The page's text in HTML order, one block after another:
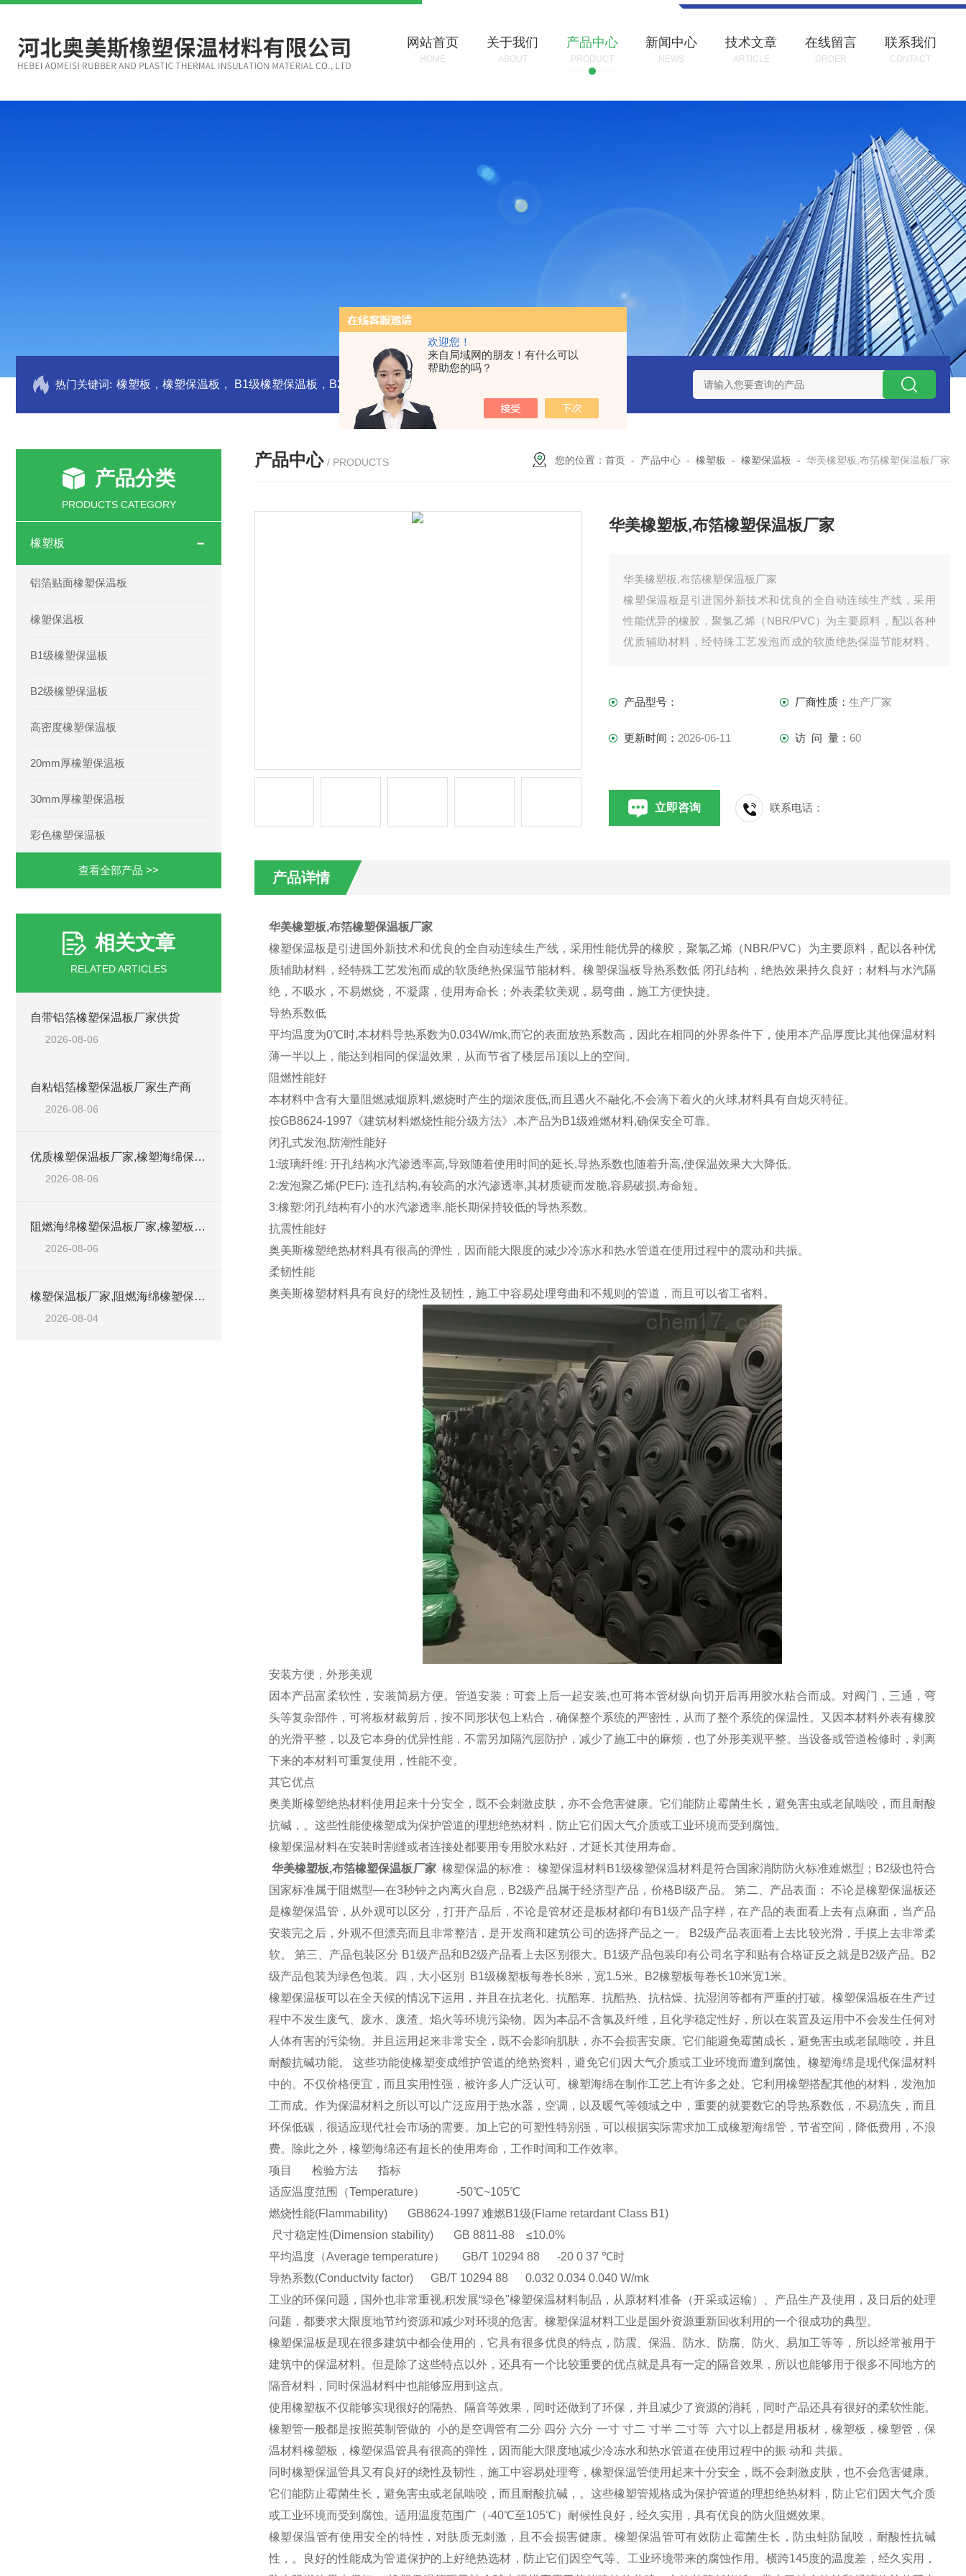
欢迎您！
来自局域网的朋友！有什么可以
帮助您的吗？
网站首页
HOME
关于我们
ABOUT
产品中心
PRODUCT
新闻中心
NEWS
技术文章
ARTICLE
在线留言
ORDER
联系我们
CONTACT
热门关键词:
产品分类
PRODUCTS CATEGORY
橡塑板
铝箔贴面橡塑保温板
橡塑保温板
B1级橡塑保温板
B2级橡塑保温板
高密度橡塑保温板
20mm厚橡塑保温板
30mm厚橡塑保温板
彩色橡塑保温板
查看全部产品 >>
相关文章
RELATED ARTICLES
自带铝箔橡塑保温板厂家供货
2026-08-06
自粘铝箔橡塑保温板厂家生产商
2026-08-06
优质橡塑保温板厂家,橡塑海绵保温材料供货商
2026-08-06
阻燃海绵橡塑保温板厂家,橡塑板厂家销售点
2026-08-06
橡塑保温板厂家,阻燃海绵橡塑保温板厂家出售
2026-08-04
产品中心 / PRODUCTS 您的位置： 首页 - 产品中心 - 橡塑板 - 橡塑保温板 - 华美橡塑板,布箔橡塑保温板厂家
华美橡塑板,布箔橡塑保温板厂家
华美橡塑板,布箔橡塑保温板厂家
橡塑保温板是引进国外新技术和优良的全自动连续生产线，采用
性能优异的橡胶，聚氯乙烯（NBR/PVC）为主要原料，配以各种
优质辅助材料，经特殊工艺发泡而成的软质绝热保温节能材料。
观，易弯曲，施工方便快捷。
产品型号： 厂商性质： 生产厂家
更新时间： 2026-06-11 访 问 量： 60
立即咨询 联系电话：
产品详情
华美橡塑板,布箔橡塑保温板厂家
橡塑保温板是引进国外新技术和优良的全自动连续生产线，采用性能优异的橡胶，聚氯乙烯（NBR/PVC）为主要原料，配以各种优
质辅助材料，经特殊工艺发泡而成的软质绝热保温节能材料。橡塑保温板导热系数低 闭孔结构，绝热效果持久良好；材料与水汽隔
绝，不吸水，不易燃烧，不凝露，使用寿命长；外表柔软美观，易弯曲，施工方便快捷。
导热系数低
平均温度为0℃时,本材料导热系数为0.034W/mk,而它的表面放热系数高，因此在相同的外界条件下，使用本产品厚度比其他保温材料
薄一半以上，能达到相同的保温效果，从而节省了楼层吊顶以上的空间。
阻燃性能好
本材料中含有大量阻燃减烟原料,燃烧时产生的烟浓度低,而且遇火不融化,不会滴下着火的火球,材料具有自熄灭特征。
按GB8624-1997《建筑材料燃烧性能分级方法》,本产品为B1级难燃材料,确保安全可靠。
闭孔式发泡,防潮性能好
1:玻璃纤维: 开孔结构水汽渗透率高,导致随着使用时间的延长,导热系数也随着升高,使保温效果大大降低。
2:发泡聚乙烯(PEF): 连孔结构,有较高的水汽渗透率,其材质硬而发脆,容易破损,寿命短。
3:橡塑:闭孔结构有小的水汽渗透率,能长期保持较低的导热系数。
抗震性能好
奥美斯橡塑绝热材料具有很高的弹性，因而能大限度的减少冷冻水和热水管道在使用过程中的震动和共振。
柔韧性能
奥美斯橡塑材料具有良好的绕性及韧性，施工中容易处理弯曲和不规则的管道，而且可以省工省料。
安装方便，外形美观
因本产品富柔软性，安装简易方便。管道安装：可套上后一起安装,也可将本管材纵向切开后再用胶水粘合而成。对阀门，三通，弯
头等复杂部件，可将板材裁剪后，按不同形状包上粘合，确保整个系统的严密性，从而了整个系统的保温性。又因本材料外表有橡胶
的光滑平整，以及它本身的优异性能，不需另加隔汽层防护，减少了施工中的麻烦，也了外形美观平整。当设备或管道检修时，剥离
下来的本材料可重复使用，性能不变。
其它优点
奥美斯橡塑绝热材料使用起来十分安全，既不会刺激皮肤，亦不会危害健康。它们能防止霉菌生长，避免害虫或老鼠啮咬，而且耐酸
抗碱，。这些性能使橡塑成为保护管道的理想绝热材料，防止它们因大气介质或工业环境而受到腐蚀。
橡塑保温材料在安装时割缝或者连接处都要用专用胶水粘好，才延长其使用寿命。
华美橡塑板,布箔橡塑保温板厂家橡塑保温的标准： 橡塑保温材料B1级橡塑保温材料是符合国家消防防火标准难燃型；B2级也符合
国家标准属于阻燃型—在3秒钟之内离火自息，B2级产品属于经济型产品，价格BI级产品。 第二、产品表面： 不论是橡塑保温板还
是橡塑保温管，从外观可以区分，打开产品后，不论是管材还是板材都印有B1级产品字样，在产品的表面看上去有点麻面，当产品
安装完之后，外观不但漂亮而且非常整洁，是开发商和建筑公司的选择产品之一。 B2级产品表面看上去比较光滑，手摸上去非常柔
软。 第三、产品包装区分 B1级产品和B2级产品看上去区别很大。B1级产品包装印有公司名字和贴有合格证反之就是B2级产品。B2
级产品包装为绿色包装。四，大小区别 B1级橡塑板每卷长8米，宽1.5米。B2橡塑板每卷长10米宽1米。
橡塑保温板可以在全天候的情况下运用，并且在抗老化、抗酷寒、抗酷热、抗枯燥、抗湿润等都有严重的打破。橡塑保温板在生产过
程中不发生废气、废水、废渣、焰火等环境污染物。因为本品不含氯及纤维，且化学稳定性好，所以在装置及运用中不会发生任何对
人体有害的污染物。并且运用起来非常安全，既不会影响肌肤，亦不会损害安康。它们能避免霉菌成长，避免害虫或老鼠啮咬，并且
耐酸抗碱功能。 这些功能使橡塑变成维护管道的绝热资料，避免它们因大气介质或工业环境而遭到腐蚀。橡塑海绵是现代保温材料
中的。不仅价格便宜，而且实用性强，被许多人广泛认可。橡塑海绵在制作工艺上有许多之处。它利用橡塑搭配其他的材料，发泡加
工而成。作为保温材料之所以可以广泛应用于热水器，空调，以及暖气等领域之中，重要的就要数它的导热系数低，不易流失，而且
环保低碳，很适应现代社会市场的需要。加上它的可塑性特别强，可以根据实际需求加工成橡塑海绵管，节省空间，降低费用，不浪
费。除此之外，橡塑海绵还有超长的使用寿命，工作时间和工作效率。
项目 检验方法 指标
适应温度范围（Temperature） -50℃~105℃
燃烧性能(Flammability) GB8624-1997 难燃B1级(Flame retardant Class B1)
尺寸稳定性(Dimension stability) GB 8811-88 ≤10.0%
平均温度（Average temperature） GB/T 10294 88 -20 0 37 ℃时
导热系数(Conductvity factor) GB/T 10294 88 0.032 0.034 0.040 W/mk
工业的环保问题，国外也非常重视,积发展“绿色"橡塑保温材料制品，从原材料准备（开采或运输）、产品生产及使用，及日后的处理
问题，都要求大限度地节约资源和减少对环境的危害。橡塑保温材料工业是国外资源重新回收利用的一个很成功的典型。
橡塑保温板是现在很多建筑中都会使用的，它具有很多优良的特点，防震、保温、防水、防腐、防火、易加工等等，所以经常被用于
建筑中的保温材料。但是除了这些特点以外，还具有一个比较重要的优点就是具有一定的隔音效果，所以也能够用于很多不同地方的
隔音材料，同时保温材料中也能够应用到这点。
使用橡塑板不仅能够实现很好的隔热、隔音等效果，同时还做到了环保，并且减少了资源的消耗，同时产品还具有很好的柔软性能。
橡塑管一般都是按照英制管做的 小的是空调管有二分 四分 六分 一寸 寸二 寸半 二寸等 六寸以上都是用板材，橡塑板，橡塑管，保
温材料橡塑板，橡塑保温管具有很高的弹性，因而能大限度地减少冷冻水和热水管道在使用过程中的振 动和 共振。
同时橡塑保温管具又有良好的绕性及韧性，施工中容易处理弯，橡塑保温管使用起来十分安全，既不会刺激皮肤，也不会危害健康。
它们能防止霉菌生长，避免害虫或老鼠啮咬，而且耐酸抗碱，。这些橡塑管规格成为保护管道的理想绝热材料，防止它们因大气介质
或工业环境而受到腐蚀。适用温度范围广（-40℃至105℃）耐候性良好，经久实用，具有优良的防火阻燃效果。
橡塑保温管有使用安全的特性，对肤质无刺激，且不会损害健康。橡塑保温管可有效防止霉菌生长，防虫蛀防鼠咬，耐酸性抗碱
性，。良好的性能成为管道保护的上好绝热选材，防止它们因空气等、工业环境带来的腐蚀作用。横跨145度的温度差，经久实用，